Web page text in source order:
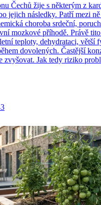
Čechů žije s některým z
jejich následky. Patří mezi
choroba srdeční,
mozkové příhodě. Právě
teploty, dehydrataci, větší
dovolených. Častější
zvyšovat. Jak tedy riziko